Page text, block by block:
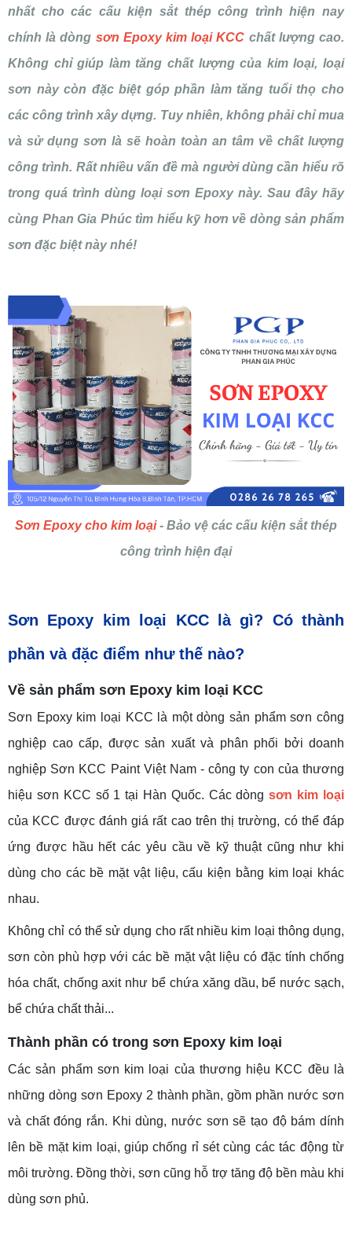
nhất cho các cấu kiện sắt thép công trình hiện nay
chính là dòng sơn Epoxy kim loại KCC chất lượng cao.
Không chỉ giúp làm tăng chất lượng của kim loại, loại
sơn này còn đặc biệt góp phần làm tăng tuổi thọ cho
các công trình xây dựng. Tuy nhiên, không phải chỉ mua
và sử dụng sơn là sẽ hoàn toàn an tâm về chất lượng
công trình. Rất nhiều vấn đề mà người dùng cần hiểu rõ
trong quá trình dùng loại sơn Epoxy này. Sau đây hãy
cùng Phan Gia Phúc tìm hiểu kỹ hơn về dòng sản phẩm
sơn đặc biệt này nhé!
Sơn Epoxy cho kim loại- Bảo vệ các cấu kiện sắt thép
công trình hiện đại
Sơn Epoxy kim loại KCC là gì? Có thành
phần và đặc điểm như thế nào?
Về sản phẩm sơn Epoxy kim loại KCC
Sơn Epoxy kim loại KCC là một dòng sản phẩm sơn công
nghiệp cao cấp, được sản xuất và phân phối bởi doanh
nghiệp Sơn KCC Paint Việt Nam - công ty con của thương
hiệu sơn KCC số 1 tại Hàn Quốc. Các dòngsơn kim loại
của KCC được đánh giá rất cao trên thị trường, có thể đáp
ứng được hầu hết các yêu cầu về kỹ thuật cũng như khi
dùng cho các bề mặt vật liệu, cấu kiện bằng kim loại khác
nhau.
Không chỉ có thể sử dụng cho rất nhiều kim loại thông dụng,
sơn còn phù hợp với các bề mặt vật liệu có đặc tính chống
hóa chất, chống axit như bể chứa xăng dầu, bể nước sạch,
bể chứa chất thải...
Thành phần có trong sơn Epoxy kim loại
Các sản phẩm sơn kim loại của thương hiệu KCC đều là
những dòng sơn Epoxy 2 thành phần, gồm phần nước sơn
và chất đóng rắn. Khi dùng, nước sơn sẽ tạo độ bám dính
lên bề mặt kim loại, giúp chống rỉ sét cùng các tác động từ
môi trường. Đồng thời, sơn cũng hỗ trợ tăng độ bền màu khi
dùng sơn phủ.